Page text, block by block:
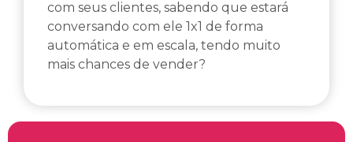
com seus clientes, sabendo que estará
conversando com ele 1x1 de forma
automática e em escala, tendo muito
mais chances de vender?